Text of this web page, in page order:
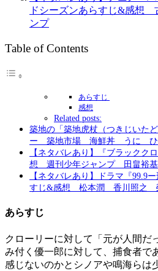
ドシーズンあらすじ&感想
ンプ
Table of Contents
あらすじ
感想
Related posts:
築地の「築地虎杖（つきじいた
ー 築地市場 海鮮丼 うに ひ
【ネタバレあり】『ブラックク
想 週刊少年ジャンプ 田畠裕基
【ネタバレあり】ドラマ『99.9
すじ&感想 松本潤 香川照之
あらすじ
クローリーに対して「元が人間だ
み付く優一郎に対して、捕食者で
感じないのかとシノアや鳴海らは